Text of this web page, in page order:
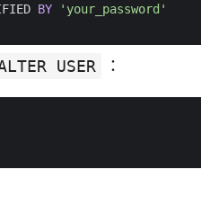
BY
'your_password'
USER ：